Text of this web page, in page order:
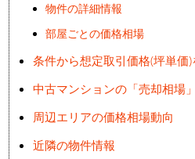
物件の詳細情報
部屋ごとの価格相場
条件から想定取引価格(坪単価)
中古マンションの「売却相場
周辺エリアの価格相場動向
近隣の物件情報